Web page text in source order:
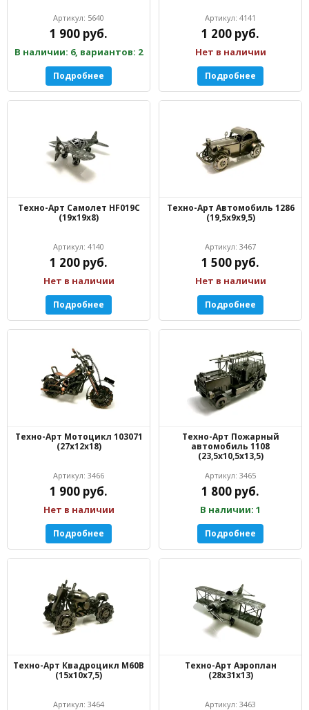
Артикул: 5640
1 900 руб.
В наличии: 6, вариантов: 2
Подробнее
Артикул: 4141
1 200 руб.
Нет в наличии
Подробнее
Техно-Арт Самолет HF019C
(19х19х8)
Артикул: 4140
1 200 руб.
Нет в наличии
Подробнее
Техно-Арт Автомобиль 1286
(19,5х9х9,5)
Артикул: 3467
1 500 руб.
Нет в наличии
Подробнее
Техно-Арт Мотоцикл 103071
(27х12х18)
Артикул: 3466
1 900 руб.
Нет в наличии
Подробнее
Техно-Арт Пожарный
автомобиль 1108
(23,5х10,5х13,5)
Артикул: 3465
1 800 руб.
В наличии: 1
Подробнее
Техно-Арт Квадроцикл М60B
(15х10х7,5)
Артикул: 3464
Техно-Арт Аэроплан
(28х31х13)
Артикул: 3463